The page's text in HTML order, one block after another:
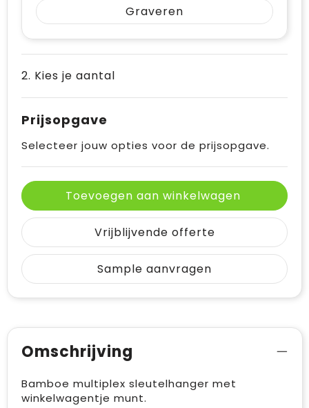
Graveren
2. Kies je aantal
Prijsopgave
Selecteer jouw opties voor de prijsopgave.
Toevoegen aan winkelwagen
Vrijblijvende offerte
Sample aanvragen
Omschrijving
Bamboe multiplex sleutelhanger met
winkelwagentje munt.